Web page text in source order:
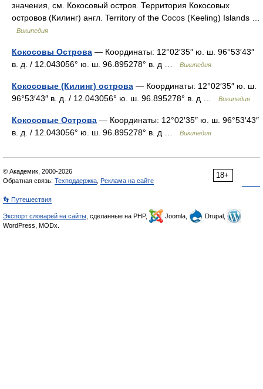
значения, см. Кокосовый остров. Территория Кокосовых
островов (Килинг) англ. Territory of the Cocos (Keeling) Islands …
Википедия
Кокосовы Острова — Координаты: 12°02′35″ ю. ш. 96°53′43″
в. д. / 12.043056° ю. ш. 96.895278° в. д …
Википедия
Кокосовые (Килинг) острова — Координаты: 12°02′35″ ю. ш.
96°53′43″ в. д. / 12.043056° ю. ш. 96.895278° в. д …
Википедия
Кокосовые Острова — Координаты: 12°02′35″ ю. ш. 96°53′43″
в. д. / 12.043056° ю. ш. 96.895278° в. д …
Википедия
18+
© Академик, 2000-2026
Обратная связь: Техподдержка Реклама на сайте
👣 Путешествия
Экспорт словарей на сайты , сделанные на PHP, Joomla,
Drupal,
WordPress, MODx.